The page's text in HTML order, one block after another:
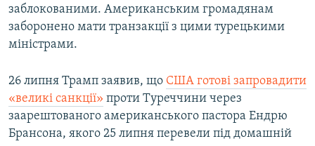
заблокованими. Американським громадянам
заборонено мати транзакції з цими турецькими
міністрами.
26 липня Трамп заявив, що США готові запровадити
«великі санкції» проти Туреччини через
заарештованого американського пастора Ендрю
Брансона, якого 25 липня перевели під домашній